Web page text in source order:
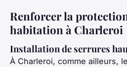
Renforcer la
habitation à Charleroi
Installation de serrures
À Charleroi, comme ailleurs,